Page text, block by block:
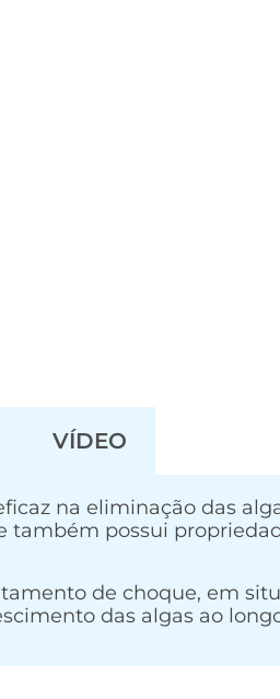
VÍDEO
na eliminação das
também possui
de choque, em
das algas ao